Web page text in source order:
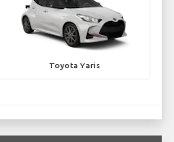
Toyota Yaris